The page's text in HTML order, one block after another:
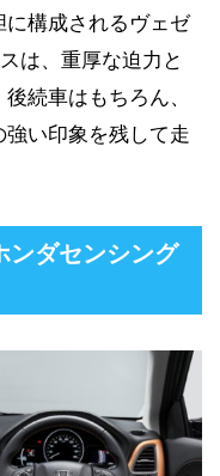
構成されるヴェゼ
は、重厚な迫力と
続車はもちろん、
い印象を残して走
ンダセンシング